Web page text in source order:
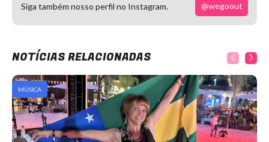
Siga também nosso perfil no Instagram. @wegoout
NOTÍCIAS RELACIONADAS
MÚSICA